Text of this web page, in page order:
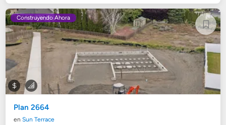
Construyendo Ahora
Plan 2664
enSun Terrace